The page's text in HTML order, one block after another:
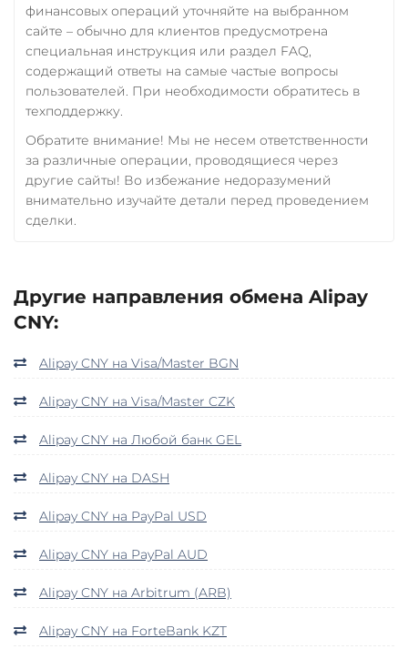
финансовых операций уточняйте на выбранном
сайте – обычно для клиентов предусмотрена
специальная инструкция или раздел FAQ,
содержащий ответы на самые частые вопросы
пользователей. При необходимости обратитесь в
техподдержку.
Обратите внимание! Мы не несем ответственности
за различные операции, проводящиеся через
другие сайты! Во избежание недоразумений
внимательно изучайте детали перед проведением
сделки.
Другие направления обмена Alipay
CNY:
Alipay CNY на Visa/Master BGN
Alipay CNY на Visa/Master CZK
Alipay CNY на Любой банк GEL
Alipay CNY на DASH
Alipay CNY на PayPal USD
Alipay CNY на PayPal AUD
Alipay CNY на Arbitrum (ARB)
Alipay CNY на ForteBank KZT